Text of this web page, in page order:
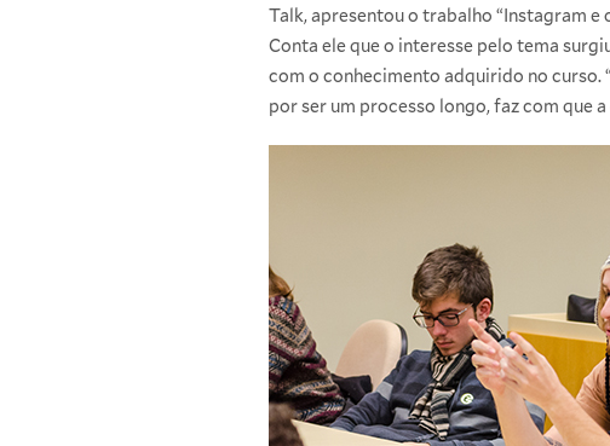
Talk, apresentou o trabalho “Instagram
Conta ele que o interesse pelo tema
com o conhecimento adquirido no curso.
por ser um processo longo, faz com que